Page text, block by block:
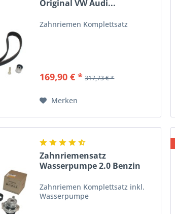
Original VW Audi...
Zahnriemen Komplettsatz
169,90 € * 317,73 € *
Merken
Zahnriemensatz
Wasserpumpe 2.0 Benzin
Zahnriemen Komplettsatz inkl.
Wasserpumpe